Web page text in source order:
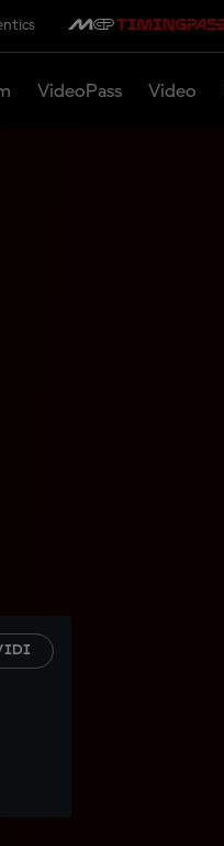
VideoPass Video